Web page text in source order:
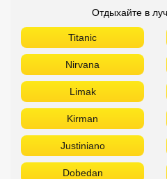
Отдыхайте в
Titanic
Nirvana
Limak
Kirman
Justiniano
Dobedan